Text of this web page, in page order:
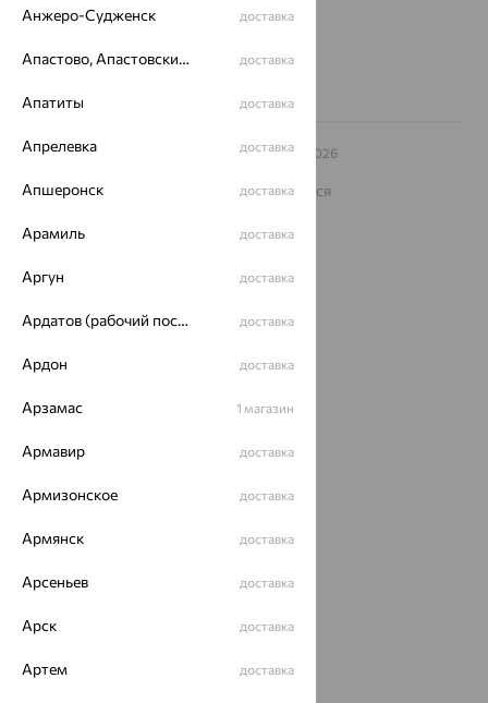
8 (800) 250-02-30
© ООО «Ювелирный дом «Кристалл»,2009 – 2026
На информационном ресурсе применяются
ОГРН 1044800168379
Разработка сайта —
Анжеро-Судженск доставка
Апастово, Апастовский район доставка
Апатиты доставка
Апрелевка доставка
Апшеронск доставка
Арамиль доставка
Аргун доставка
Ардатов (рабочий поселок) доставка
Ардон доставка
Арзамас 1 магазин
Армавир доставка
Армизонское доставка
Армянск доставка
Арсеньев доставка
Арск доставка
Артем доставка